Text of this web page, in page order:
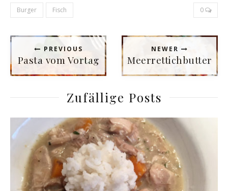
Burger Fisch 0
PREVIOUS
Pasta vom Vortag
NEWER
Meerrettichbutter
Zufällige Posts